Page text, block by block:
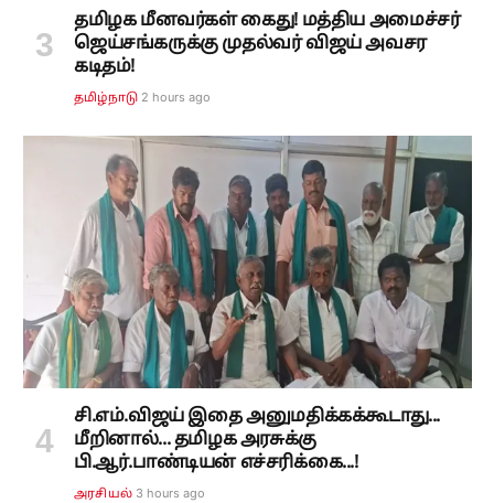
தமிழக மீனவர்கள் கைது! மத்திய அமைச்சர்
ஜெய்சங்கருக்கு முதல்வர் விஜய் அவசர
கடிதம்!
தமிழ்நாடு 2 hours ago
சி.எம்.விஜய் இதை அனுமதிக்கக்கூடாது...
மீறினால்... தமிழக அரசுக்கு
பி.ஆர்.பாண்டியன் எச்சரிக்கை...!
அரசியல் 3 hours ago